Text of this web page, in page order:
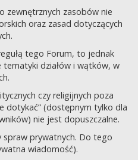
zewnętrznych zasobów nie
oraz zasad dotyczących
tego Forum, to jednak
działów i wątków, w
czy religijnych poza
dotykać” (dostępnym tylko dla
nie jest dopuszczalne.
spraw prywatnych. Do tego
wiadomość).